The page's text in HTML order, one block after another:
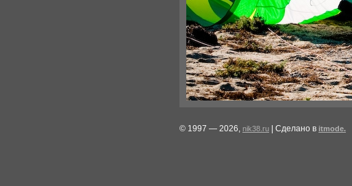
© 1997 — 2026, nik38.ru | Сделано в itmode.